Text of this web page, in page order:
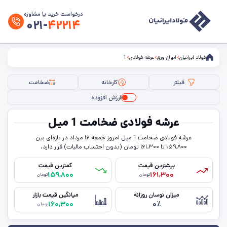
درخواست خرید یا مشاوره
۰۲۱-۴۲۲۱۴
فولاد ایرانیان انواع ورق عرشه فولادی 1
ضخامت
کارخانه
حذف تمامی فیلترها
فیلتر کارخانه
ضخامت
ارزش افزوده
عرشه فولادی ضخامت 1 میل
عرشه فولادی ضخامت 1 میل امروز جمعه ۱۶ مرداد در بازه‌ای بین
۱۵۹,۸۰۰ تا ۱۶۱,۳۰۰ تومان (بدون احتساب مالیات) قرار دارد.
بیشترین قیمت
۱۶۱,۳۰۰تومان
کمترین قیمت
۱۵۹,۸۰۰تومان
میزان نوسان روزانه
۰٪
میانگین قیمت بازار
۱۶۰,۳۰۰تومان